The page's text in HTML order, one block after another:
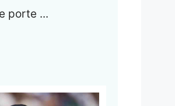
porte ...